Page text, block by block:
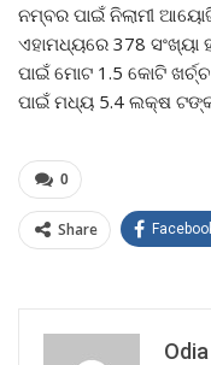
ନମ୍ବର ପାଇଁ ନିଲାମୀ
ଏହାମଧ୍ୟରେ 378
ପାଇଁ ମୋଟ 1.5 କୋଟି
ପାଇଁ ମଧ୍ୟ 5.4 ଲକ୍ଷ
0
Share